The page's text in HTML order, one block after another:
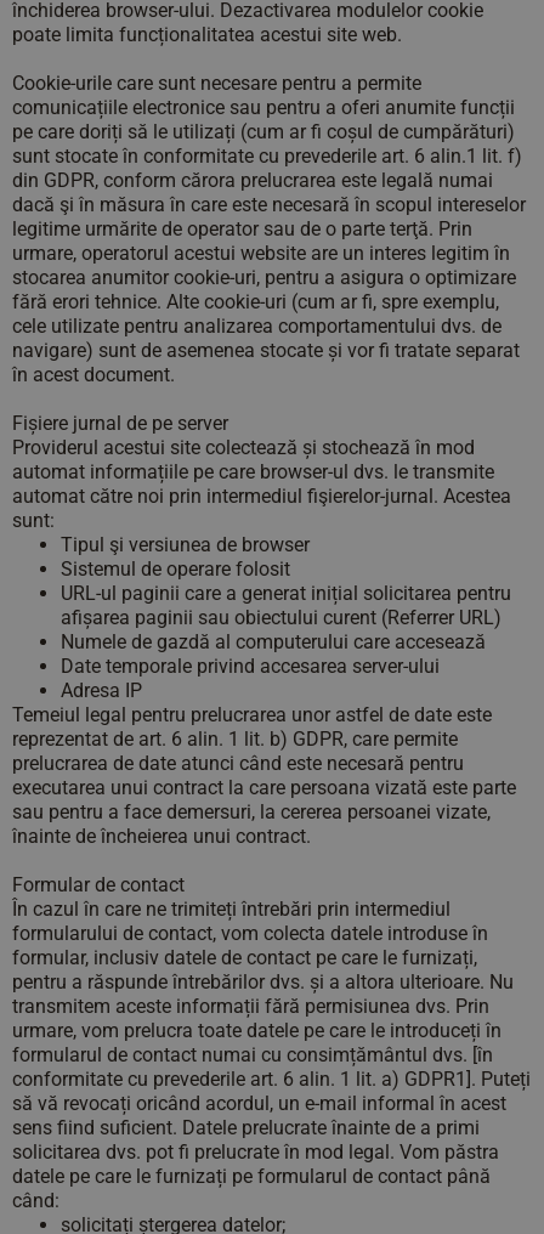
închiderea browser-ului. Dezactivarea modulelor cookie
poate limita funcționalitatea acestui site web.
Cookie-urile care sunt necesare pentru a permite
comunicațiile electronice sau pentru a oferi anumite funcții
pe care doriți să le utilizați (cum ar fi coșul de cumpărături)
sunt stocate în conformitate cu prevederile art. 6 alin.1 lit. f)
din GDPR, conform cărora prelucrarea este legală numai
dacă şi în măsura în care este necesară în scopul intereselor
legitime urmărite de operator sau de o parte terţă. Prin
urmare, operatorul acestui website are un interes legitim în
stocarea anumitor cookie-uri, pentru a asigura o optimizare
fără erori tehnice. Alte cookie-uri (cum ar fi, spre exemplu,
cele utilizate pentru analizarea comportamentului dvs. de
navigare) sunt de asemenea stocate și vor fi tratate separat
în acest document.
Fișiere jurnal de pe server
Providerul acestui site colectează și stochează în mod
automat informațiile pe care browser-ul dvs. le transmite
automat către noi prin intermediul fişierelor-jurnal. Acestea
sunt:
Tipul şi versiunea de browser
Sistemul de operare folosit
URL-ul paginii care a generat inițial solicitarea pentru
afișarea paginii sau obiectului curent (Referrer URL)
Numele de gazdă al computerului care accesează
Date temporale privind accesarea server-ului
Adresa IP
Temeiul legal pentru prelucrarea unor astfel de date este
reprezentat de art. 6 alin. 1 lit. b) GDPR, care permite
prelucrarea de date atunci când este necesară pentru
executarea unui contract la care persoana vizată este parte
sau pentru a face demersuri, la cererea persoanei vizate,
înainte de încheierea unui contract.
Formular de contact
În cazul în care ne trimiteți întrebări prin intermediul
formularului de contact, vom colecta datele introduse în
formular, inclusiv datele de contact pe care le furnizați,
pentru a răspunde întrebărilor dvs. și a altora ulterioare. Nu
transmitem aceste informații fără permisiunea dvs. Prin
urmare, vom prelucra toate datele pe care le introduceți în
formularul de contact numai cu consimțământul dvs. [în
conformitate cu prevederile art. 6 alin. 1 lit. a) GDPR1]. Puteți
să vă revocați oricând acordul, un e-mail informal în acest
sens fiind suficient. Datele prelucrate înainte de a primi
solicitarea dvs. pot fi prelucrate în mod legal. Vom păstra
datele pe care le furnizați pe formularul de contact până
când:
solicitați ștergerea datelor;